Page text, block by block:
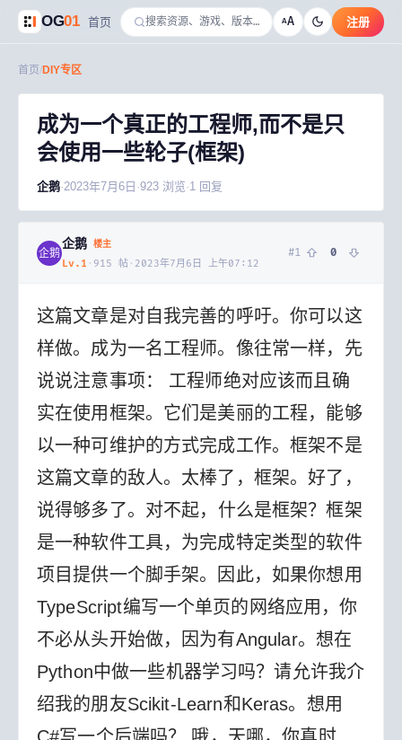
OG01 首页 AA 注册
首页 DIY专区
成为一个真正的工程师,而不是只
会使用一些轮子(框架)
企鹅·2023年7月6日 ·923 浏览·1 回复
企鹅
企鹅 楼主
Lv. 1 · 915 帖 · 2023年7月6日 上午07:12
#1 0
这篇文章是对自我完善的呼吁。你可以这
样做。成为一名工程师。 像往常一样，先
说说注意事项： 工程师绝对应该而且确
实在使用框架。它们是美丽的工程，能够
以一种可维护的方式完成工作。框架不是
这篇文章的敌人。太棒了，框架。好了，
说得够多了。 对不起，什么是框架？框架
是一种软件工具，为完成特定类型的软件
项目提供一个脚手架。因此，如果你想用
TypeScript编写一个单页的网络应用，你
不必从头开始做，因为有Angular。想在
Python中做一些机器学习吗？请允许我介
绍我的朋友Scikit-Learn和Keras。想用